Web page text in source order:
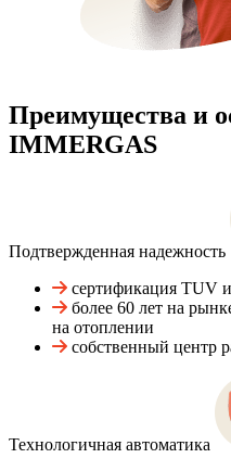
Преимущества и
IMMERGAS
Подтвержденная надежность
сертификация TUV
более 60 лет на
на отоплении
собственный центр
Технологичная автоматика